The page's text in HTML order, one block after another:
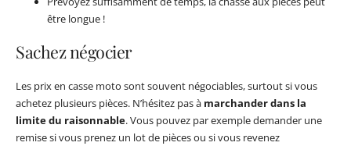
être longue !
Sachez négocier
Les prix en casse moto sont souvent négociables, surtout si vous
achetez plusieurs pièces. N’hésitez pas à marchander dans la
limite du raisonnable. Vous pouvez par exemple demander une
remise si vous prenez un lot de pièces ou si vous revenez